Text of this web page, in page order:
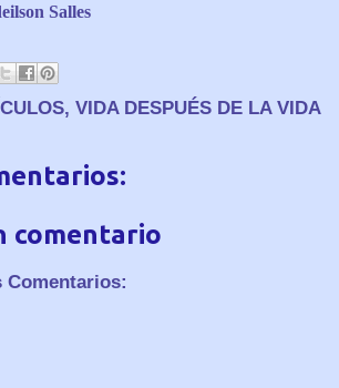
Salles
, VIDA DESPUÉS DE LA VIDA
comentario
Comentarios: